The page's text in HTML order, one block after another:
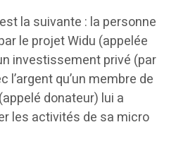
la suivante : la personne
le projet Widu (appelée
investissement privé (par
l’argent qu’un membre de
donateur) lui a
les activités de sa micro